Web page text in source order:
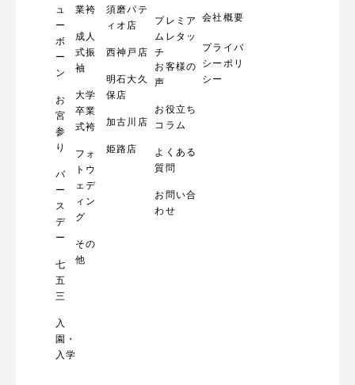
ュ
ー
ボ
ー
ン
お
宮
参
り
バ
ー
ス
デ
ー
七
五
三
入
園・
入学
業袴
成人
式振
袖
大学
卒業
式袴
フォ
トウ
ェデ
ィン
グ
その
他
須磨パテ
ィオ店
西神戸店
明石大久
保店
加古川店
姫路店
プレミア
ムレタッ
チ
お客様の
声
お役立ち
コラム
よくある
質問
お問い合
わせ
会社概要
プライバ
シーポリ
シー